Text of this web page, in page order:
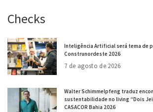
Checks
Inteligência Artificial será tema de
Construnordeste 2026
7 de agosto de 2026
Walter Schimmelpfeng traduz
sustentabilidade no living “Dois
CASACOR Bahia 2026